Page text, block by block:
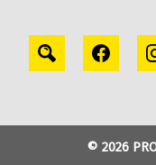
© 2026